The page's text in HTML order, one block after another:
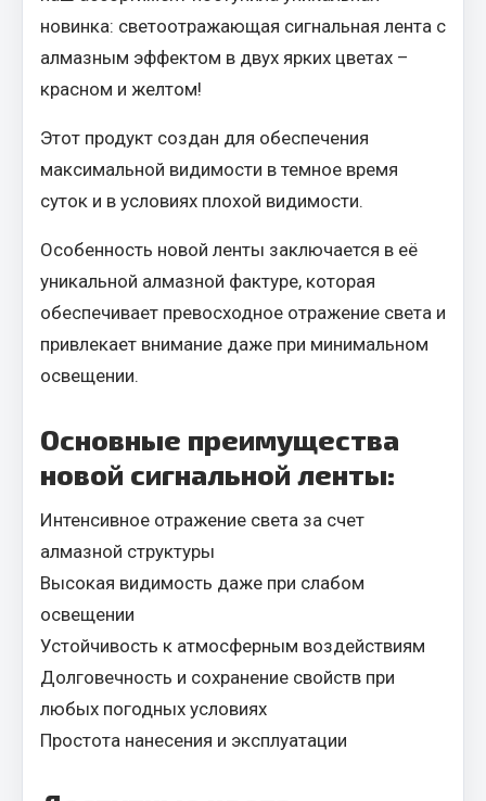
Показать ещё
Весь раздел
Смазочные материалы
Охладжающие жидкости
Технические жидкости
Болты
Гайки
Кольца стопорные
Пресс-масленки
Показать ещё
Весь раздел
новинка: светоотражающая сигнальная лента с
алмазным эффектом в двух ярких цветах –
красном и желтом!
Этот продукт создан для обеспечения
максимальной видимости в темное время
суток и в условиях плохой видимости.
Особенность новой ленты заключается в её
уникальной алмазной фактуре, которая
обеспечивает превосходное отражение света и
привлекает внимание даже при минимальном
освещении.
Основные преимущества
новой сигнальной ленты:
Интенсивное отражение света за счет
алмазной структуры
Высокая видимость даже при слабом
освещении
Устойчивость к атмосферным воздействиям
Долговечность и сохранение свойств при
любых погодных условиях
Простота нанесения и эксплуатации